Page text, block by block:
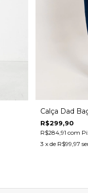
Calça Dad
R$299,90
R$284,91 com
3 x de R$99,97